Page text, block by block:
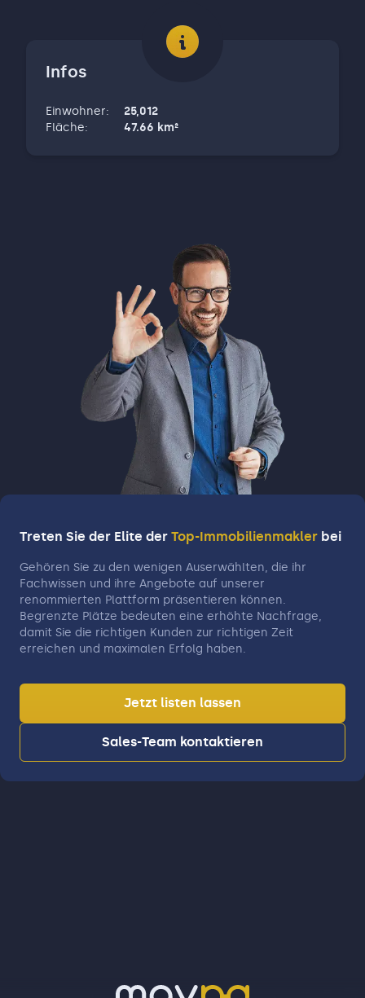
Enkirch u. a. - Briedel - Reil - Zell ( Mosel ) -
Infos
Einwohner:
25,012
Fläche: 47.66 km²
Treten Sie der Elite der Top-Immobilienmakler bei
Gehören Sie zu den wenigen Auserwählten, die ihr
Fachwissen und ihre Angebote auf unserer
renommierten Plattform präsentieren können.
Begrenzte Plätze bedeuten eine erhöhte Nachfrage,
damit Sie die richtigen Kunden zur richtigen Zeit
erreichen und maximalen Erfolg haben.
Jetzt listen lassen
Sales-Team kontaktieren